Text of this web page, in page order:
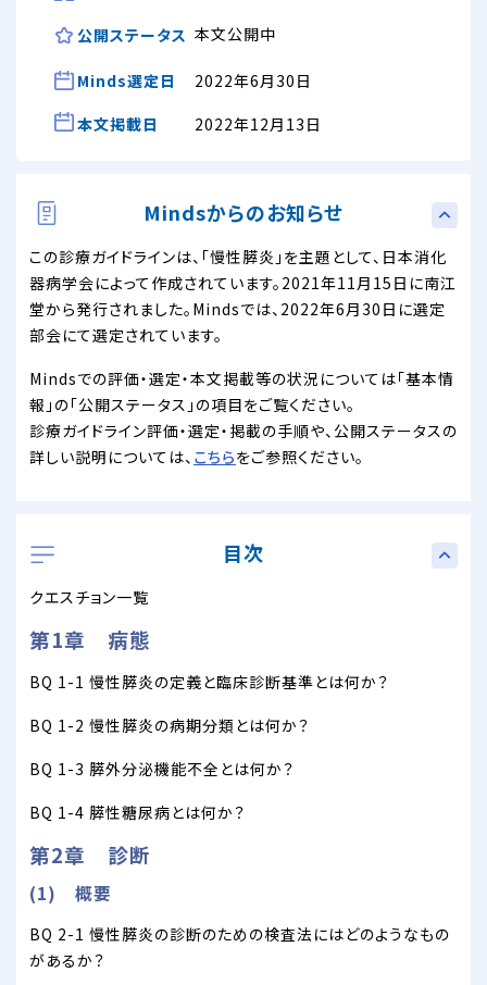
公開ステータス 本文公開中
Minds選定日
2022年6月30日
本文掲載日
2022年12月13日
Mindsからのお知らせ
この診療ガイドラインは、「慢性膵炎」を主題として、日本消化
器病学会によって作成されています。2021年11月15日に南江
堂から発行されました。Mindsでは、2022年6月30日に選定
部会にて選定されています。
Mindsでの評価・選定・本文掲載等の状況については「基本情
報」の「公開ステータス」の項目をご覧ください。
診療ガイドライン評価・選定・掲載の手順や、公開ステータスの
詳しい説明については、 こちらをご参照ください。
目次
クエスチョン一覧
第1章 病態
BQ 1-1 慢性膵炎の定義と臨床診断基準とは何か？
BQ 1-2 慢性膵炎の病期分類とは何か？
BQ 1-3 膵外分泌機能不全とは何か？
BQ 1-4 膵性糖尿病とは何か？
第2章 診断
(1) 概要
BQ 2-1 慢性膵炎の診断のための検査法にはどのようなもの
があるか？